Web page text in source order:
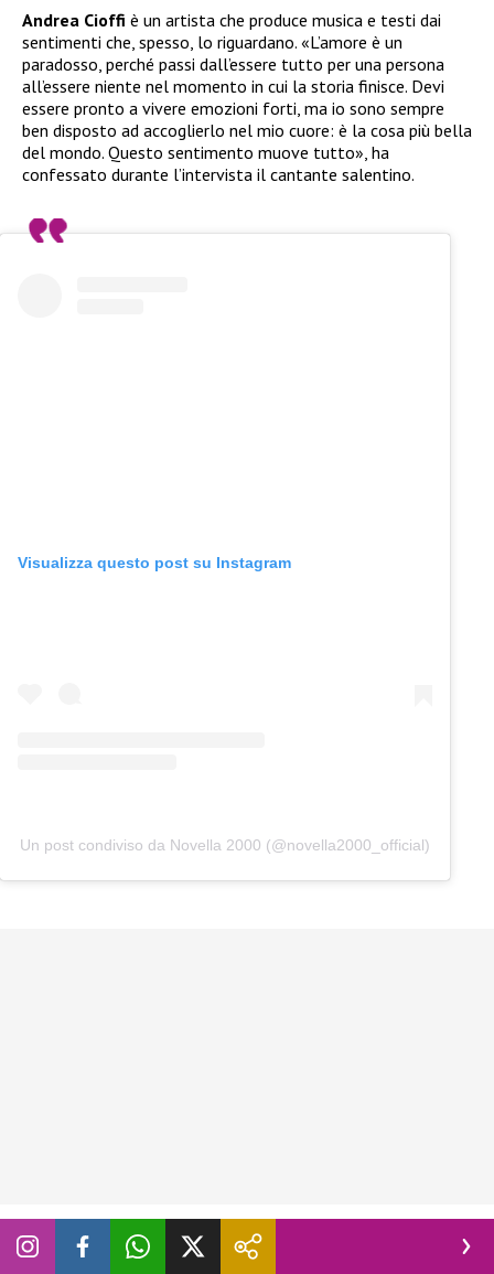
Andrea Cioffi è un artista che produce musica e testi dai
sentimenti che, spesso, lo riguardano. «L’amore è un
paradosso, perché passi dall’essere tutto per una persona
all’essere niente nel momento in cui la storia finisce. Devi
essere pronto a vivere emozioni forti, ma io sono sempre
ben disposto ad accoglierlo nel mio cuore: è la cosa più bella
del mondo. Questo sentimento muove tutto», ha
confessato durante l’intervista il cantante salentino.
Visualizza questo post su Instagram
Un post condiviso da Novella 2000 (@novella2000_official)
La musica di Cioffi